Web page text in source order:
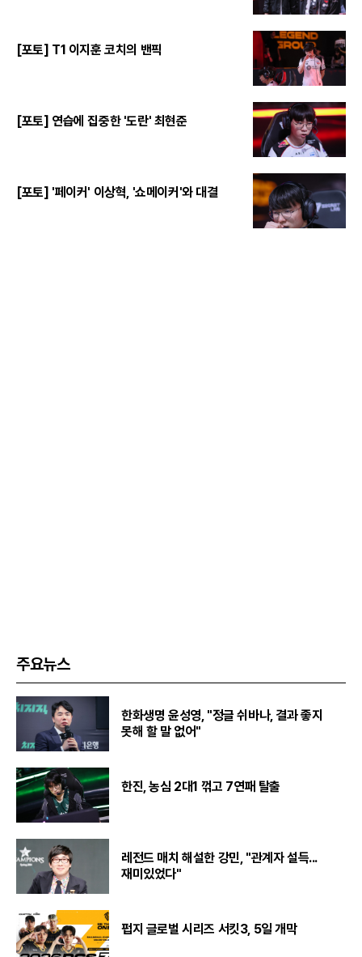
[포토] T1 이지훈 코치의 밴픽
[포토] 연습에 집중한 '도란' 최현준
[포토] '페이커' 이상혁, '쇼메이커'와 대결
주요뉴스
한화생명 윤성영, "정글 쉬바나, 결과 좋지
못해 할 말 없어"
한진, 농심 2대1 꺾고 7연패 탈출
레전드 매치 해설한 강민, "관계자 설득...
재미있었다"
펍지 글로벌 시리즈 서킷3, 5일 개막